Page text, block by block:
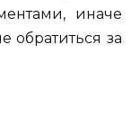
иначе
обратиться за